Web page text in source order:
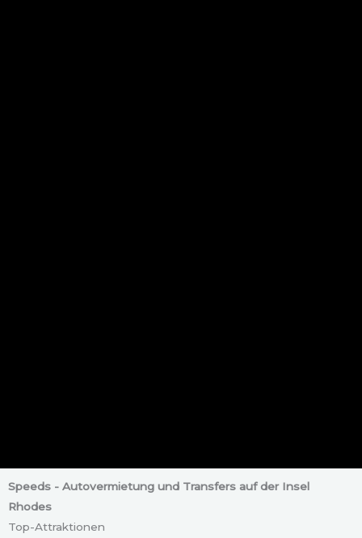
Speeds - Autovermietung und Transfers auf der Insel
Rhodes
Top-Attraktionen